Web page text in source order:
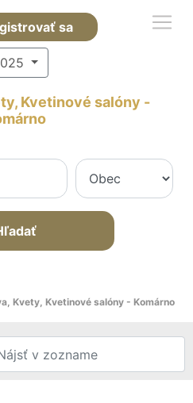
sa
Kvetinové salóny -
Kvety, Kvetinové salóny - Komárno